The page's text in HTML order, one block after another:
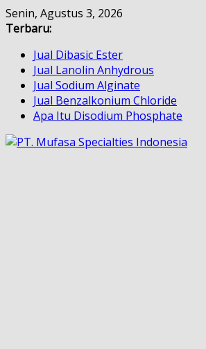
Skip
to
Senin, Agustus 3, 2026
Terbaru:
Jual Dibasic Ester
Jual Lanolin Anhydrous
Jual Sodium Alginate
Jual Benzalkonium Chloride
Apa Itu Disodium Phosphate